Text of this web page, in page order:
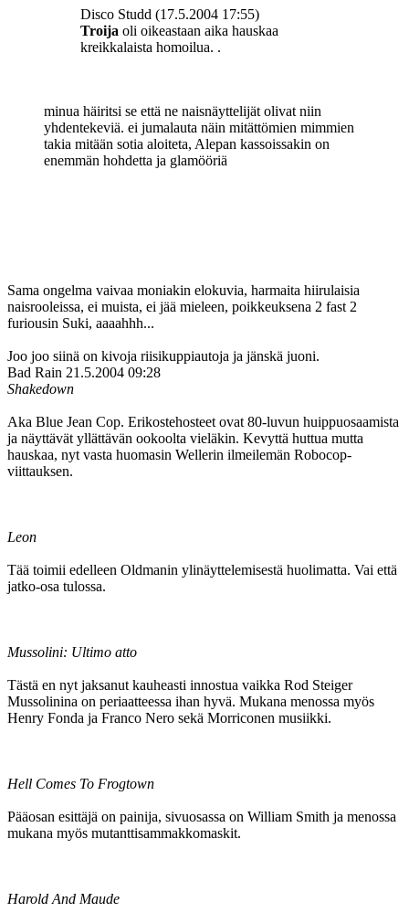
Disco Studd (17.5.2004 17:55)
Troija oli oikeastaan aika hauskaa
kreikkalaista homoilua. .
minua häiritsi se että ne naisnäyttelijät olivat niin
yhdentekeviä. ei jumalauta näin mitättömien mimmien
takia mitään sotia aloiteta, Alepan kassoissakin on
enemmän hohdetta ja glamööriä
Sama ongelma vaivaa moniakin elokuvia, harmaita hiirulaisia
naisrooleissa, ei muista, ei jää mieleen, poikkeuksena 2 fast 2
furiousin Suki, aaaahhh...
Joo joo siinä on kivoja riisikuppiautoja ja jänskä juoni.
Bad Rain 21.5.2004 09:28
Shakedown
Aka Blue Jean Cop. Erikostehosteet ovat 80-luvun huippuosaamista
ja näyttävät yllättävän ookoolta vieläkin. Kevyttä huttua mutta
hauskaa, nyt vasta huomasin Wellerin ilmeilemän Robocop-
viittauksen.
Leon
Tää toimii edelleen Oldmanin ylinäyttelemisestä huolimatta. Vai että
jatko-osa tulossa.
Mussolini: Ultimo atto
Tästä en nyt jaksanut kauheasti innostua vaikka Rod Steiger
Mussolinina on periaatteessa ihan hyvä. Mukana menossa myös
Henry Fonda ja Franco Nero sekä Morriconen musiikki.
Hell Comes To Frogtown
Pääosan esittäjä on painija, sivuosassa on William Smith ja menossa
mukana myös mutanttisammakkomaskit.
Harold And Maude